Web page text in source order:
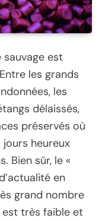
sauvage est
les grands
les
délaissés,
préservés où
heureux
Bien sûr, le «
en
grand nombre
est très faible et